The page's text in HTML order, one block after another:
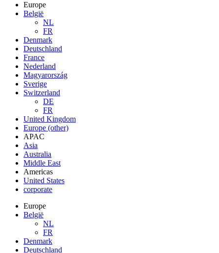
Europe
België
NL
FR
Denmark
Deutschland
France
Nederland
Magyarország
Sverige
Switzerland
DE
FR
United Kingdom
Europe (other)
APAC
Asia
Australia
Middle East
Americas
United States
corporate
Europe
België
NL
FR
Denmark
Deutschland